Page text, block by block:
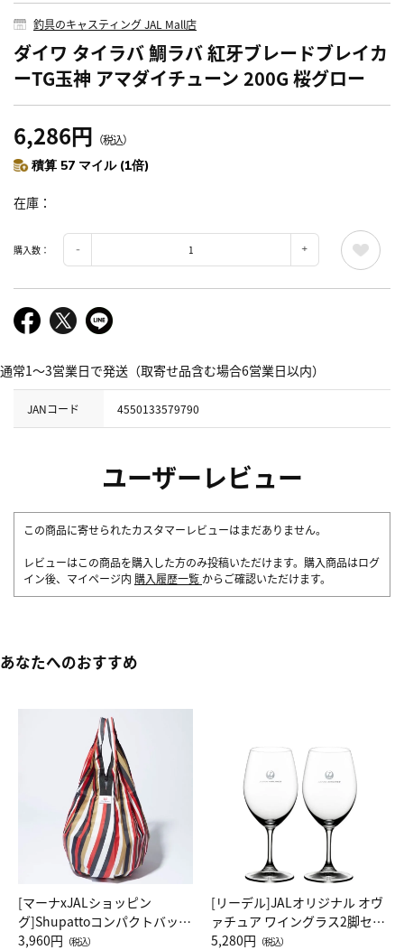
釣具のキャスティング JAL Mall店
ダイワ タイラバ 鯛ラバ 紅牙ブレードブレイカ
ーTG玉神 アマダイチューン 200G 桜グロー
6,286円 （税込）
積算 57 マイル (1倍)
在庫
購入数：
通常1～3営業日で発送（取寄せ品含む場合6営業日以内）
JANコード 4550133579790
ユーザーレビュー
この商品に寄せられたカスタマーレビューはまだありません。
レビューはこの商品を購入した方のみ投稿いただけます。購入商品はログ
イン後、マイページ内 購入履歴一覧 からご確認いただけます。
あなたへのおすすめ
[マーナxJALショッピン
グ]Shupattoコンパクトバッグ
Drop JAL客室乗務員（LC）ス
3,960円 （税込）
[リーデル]JALオリジナル オヴ
ァチュア ワイングラス2脚セッ
ト（レッドワイン）
5,280円 （税込）